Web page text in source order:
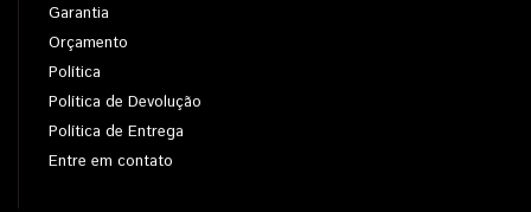
Garantia
Orçamento
Política
Política de Devolução
Política de Entrega
Entre em contato